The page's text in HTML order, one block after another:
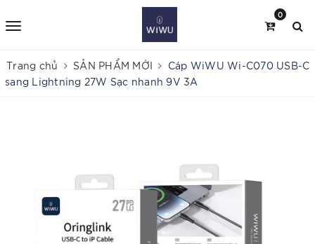
0
Trang chủ SẢN PHẨM MỚI
Cáp WiWU Wi-C070 USB-C
sang Lightning 27W Sạc nhanh 9V 3A